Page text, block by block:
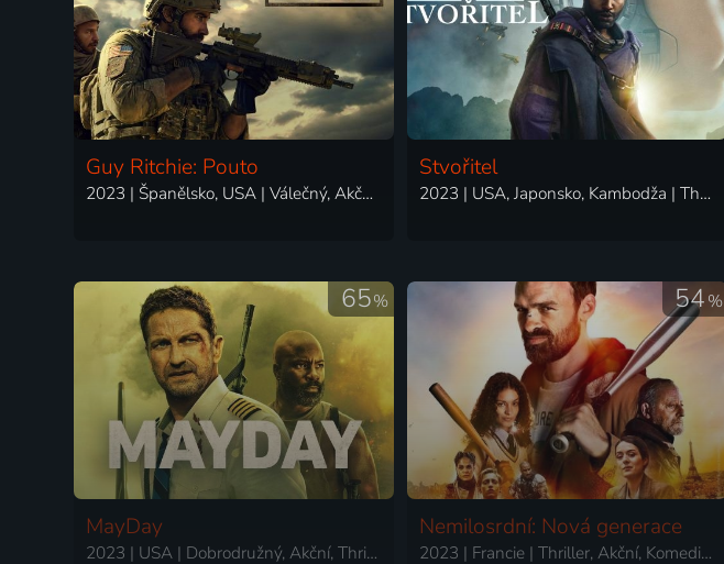
Guy Ritchie: Pouto
2023 | Španělsko, USA | Válečný, Akční, Drama, Thriller
Stvořitel
2023 | USA, Japonsko, Kambodža | Thriller, Akční, Dobrodružný, Drama, Science Fiction
65%
MayDay
2023 | USA | Dobrodružný, Akční, Thriller
54%
Nemilosrdní: Nová generace
2023 | Francie | Thriller, Akční, Komedie, Krimi